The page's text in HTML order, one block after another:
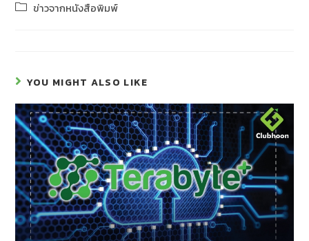
ข่าวจากหนังสือพิมพ์
YOU MIGHT ALSO LIKE